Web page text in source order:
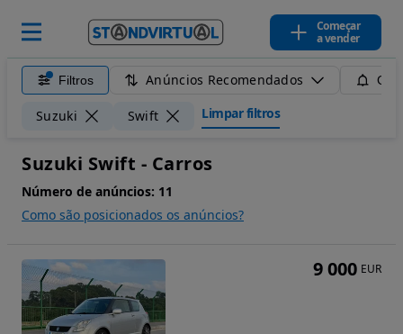
Começar
a vender
Filtros Anúncios Recomendados
Suzuki Swift Limpar filtros
Suzuki Swift - Carros
Número de anúncios: 11
Como são posicionados os anúncios?
9 000 EUR